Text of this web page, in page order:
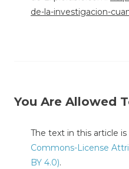
de-la-investigacion-
You Are Allowed
The text in this article
Commons-License
BY 4.0).